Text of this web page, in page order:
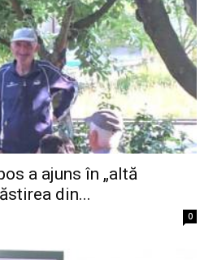
a ajuns în „altă
din...
0